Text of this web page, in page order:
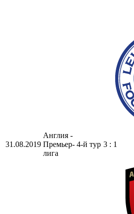
31.08.2019
Англия -
Премьер-
лига
4-й тур 3 : 1